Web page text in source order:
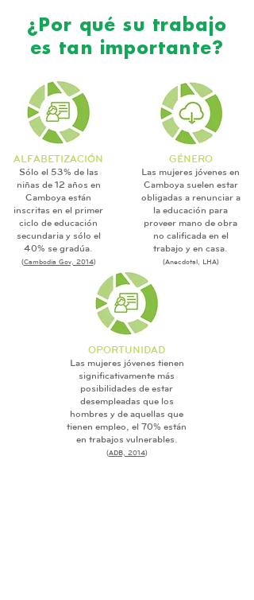
¿Por qué su trabajo
es tan importante?
OPORTUNIDAD
Las mujeres jóvenes tienen
significativamente más
posibilidades de estar
desempleadas que los
hombres y de aquellas que
tienen empleo, el 70% están
en trabajos vulnerables.
(ADB, 2014)
ALFABETIZACIÓN
Sólo el 53% de las
niñas de 12 años en
Camboya están
inscritas en el primer
ciclo de educación
secundaria y sólo el
40% se gradúa.
(Cambodia Gov, 2014)
GÉNERO
Las mujeres jóvenes en
Camboya suelen estar
obligadas a renunciar a
la educación para
proveer mano de obra
no calificada en el
trabajo y en casa.
(Anecdotal, LHA)